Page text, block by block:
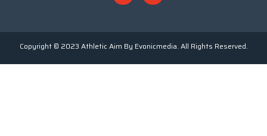
Copyright © 2023 Athletic Aim By Evonicmedia. All Rights Reserved.